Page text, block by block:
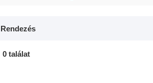
Rendezés
0 találat